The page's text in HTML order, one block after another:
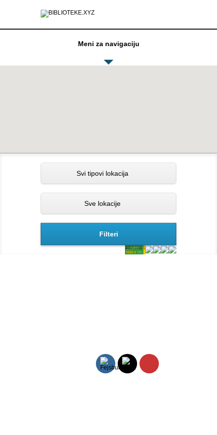
Meni za navigaciju
Svi tipovi lokacija
Sve lokacije
Filteri